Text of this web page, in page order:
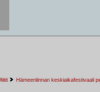
Hämeenlinnan keskiaikafestivaali